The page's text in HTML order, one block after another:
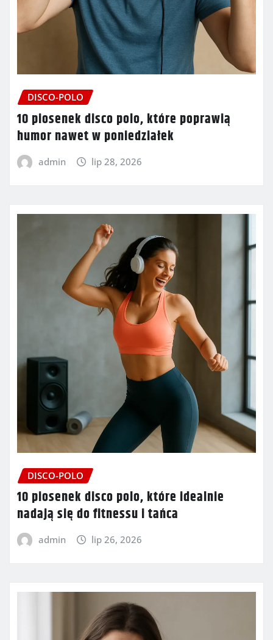
DISCO-POLO
10 piosenek disco polo, które poprawią
humor nawet w poniedziałek
admin lip 28, 2026
DISCO-POLO
10 piosenek disco polo, które idealnie
nadają się do fitnessu i tańca
admin lip 26, 2026